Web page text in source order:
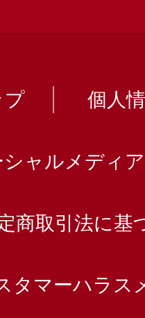
プ 個人
シャルメディ
商取引法に基
タマーハラス